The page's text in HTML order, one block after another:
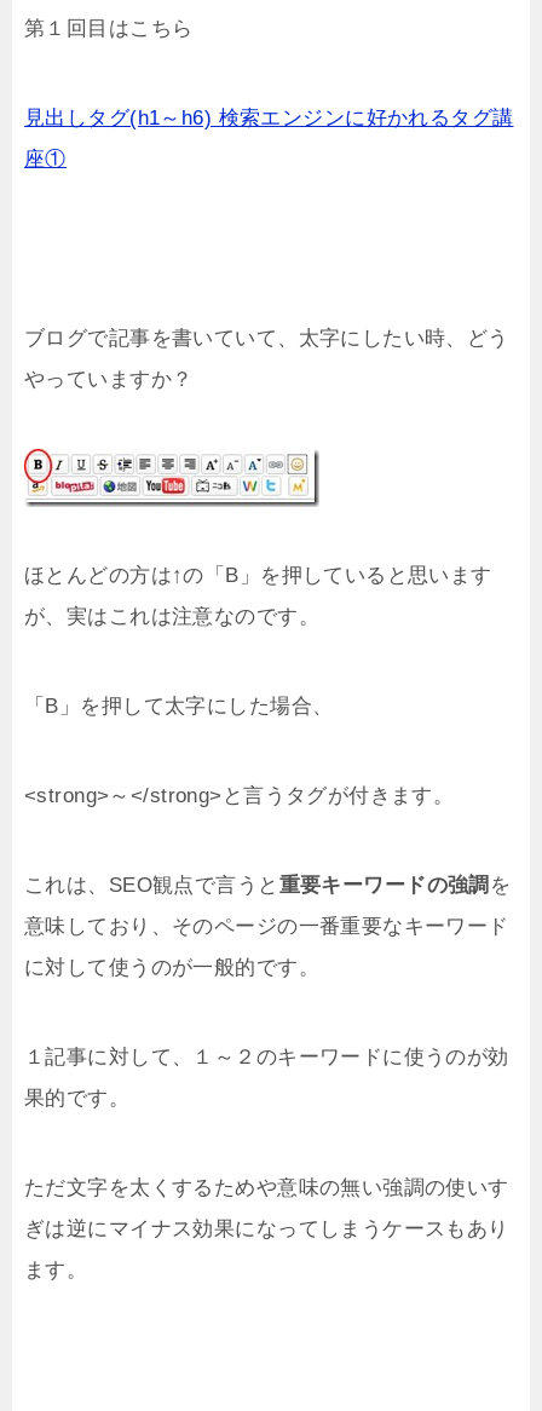
第１回目はこちら
見出しタグ(h1～h6) 検索エンジンに好かれるタグ講
座①
ブログで記事を書いていて、太字にしたい時、どう
やっていますか？
ほとんどの方は↑の「B」を押していると思います
が、実はこれは注意なのです。
「B」を押して太字にした場合、
<strong>～</strong>と言うタグが付きます。
これは、SEO観点で言うと 重要キーワードの強調 を
意味しており、そのページの一番重要なキーワード
に対して使うのが一般的です。
１記事に対して、１～２のキーワードに使うのが効
果的です。
ただ文字を太くするためや意味の無い強調の使いす
ぎは逆にマイナス効果になってしまうケースもあり
ます。